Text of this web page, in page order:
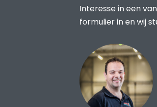
Interesse in een
formulier in en wij